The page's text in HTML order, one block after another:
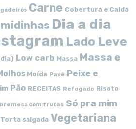
Carne Cobertura e Calda
Dia a dia
Lado Leve
Low carb Massa Massa e
Moída Pavê Peixe e
Pão RECEITAS Refogado Risoto
com frutas Só pra mim
Torta salgada Vegetariana